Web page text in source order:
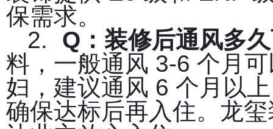
保需求。
2.
Q ：装修后通风多
料，一般通风 3-6 个月
妇，建议通风 6 个月以
确保达标后再入住。龙